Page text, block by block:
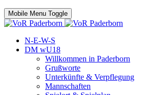
Mobile Menu Toggle
N-E-W-S
DM wU18
Willkommen in Paderborn
Grußworte
Unterkünfte & Verpflegung
Mannschaften